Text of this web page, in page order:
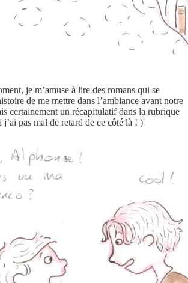
je m’amuse à lire des romans qui se
de me mettre dans l’ambiance avant notre
certainement un récapitulatif dans la rubrique
j’ai pas mal de retard de ce côté là ! )